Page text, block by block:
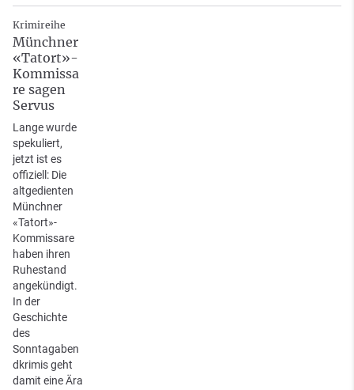
Krimireihe
Münchner
«Tatort»-
Kommissa
re sagen
Servus
Lange wurde
spekuliert,
jetzt ist es
offiziell: Die
altgedienten
Münchner
«Tatort»-
Kommissare
haben ihren
Ruhestand
angekündigt.
In der
Geschichte
des
Sonntagaben
dkrimis geht
damit eine Ära